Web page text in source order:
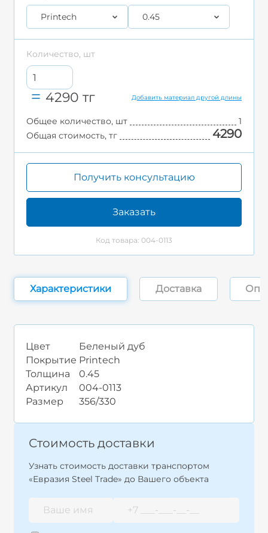
Printech 0.45
Количество, шт
4290 тг Добавить материал другой длины
Общее количество, шт
1
Общая стоимость, тг
4290
Получить консультацию
Заказать
Код товара: 004-0113
Характеристики Доставка
Цвет
Беленый дуб
Покрытие Printech
Толщина
0.45
Артикул
004-0113
Размер
356/330
Стоимость доставки
Узнать стоимость доставки транспортом
«Евразия Steel Trade» до Вашего объекта